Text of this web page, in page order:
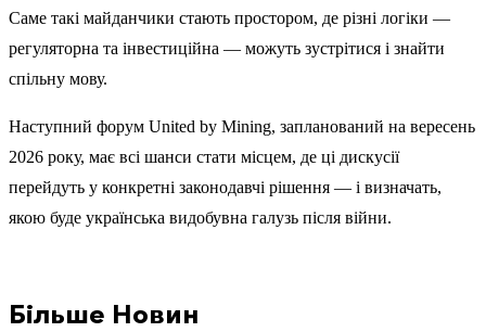
Саме такі майданчики стають простором, де різні логіки —
регуляторна та інвестиційна — можуть зустрітися і знайти
спільну мову.
Наступний форум United by Mining, запланований на вересень
2026 року, має всі шанси стати місцем, де ці дискусії
перейдуть у конкретні законодавчі рішення — і визначать,
якою буде українська видобувна галузь після війни.
Більше Новин